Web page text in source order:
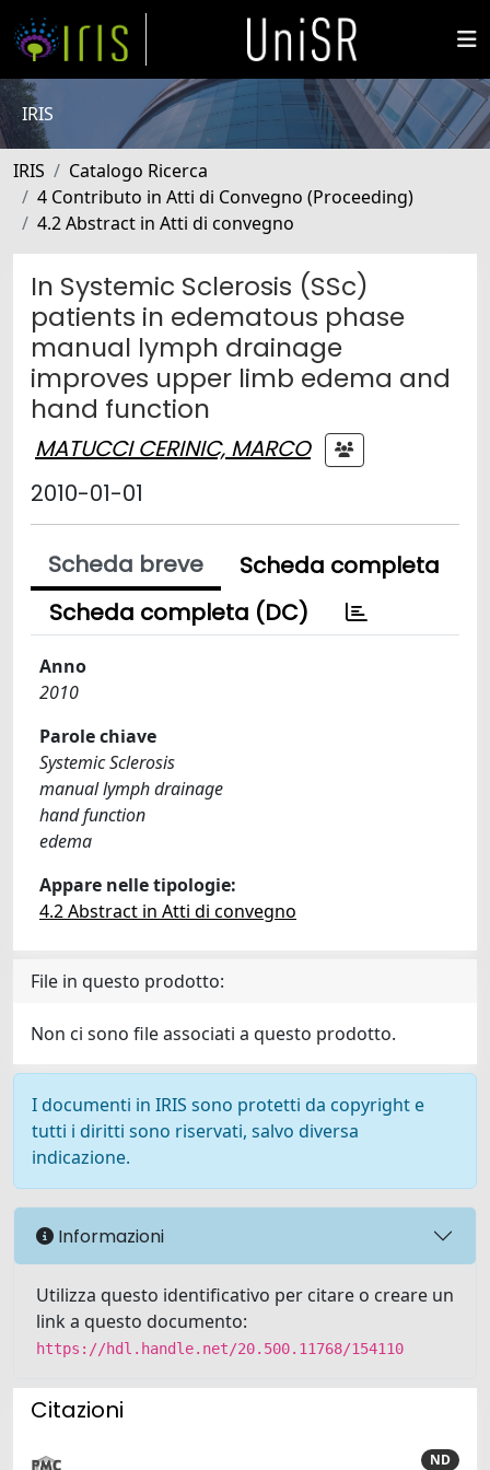
IRIS
IRIS
Catalogo Ricerca
4 Contributo in Atti di Convegno (Proceeding)
4.2 Abstract in Atti di convegno
In Systemic Sclerosis (SSc)
patients in edematous phase
manual lymph drainage
improves upper limb edema and
hand function
MATUCCI CERINIC, MARCO
2010-01-01
Scheda breve
Scheda completa
Scheda completa (DC)
Anno
2010
Parole chiave
Systemic Sclerosis
manual lymph drainage
hand function
edema
Appare nelle tipologie:
4.2 Abstract in Atti di convegno
File in questo prodotto:
Non ci sono file associati a questo prodotto.
I documenti in IRIS sono protetti da copyright e
tutti i diritti sono riservati, salvo diversa
indicazione.
Informazioni
Utilizza questo identificativo per citare o creare un
link a questo documento:
https://hdl.handle.net/20.500.11768/154110
Citazioni
ND